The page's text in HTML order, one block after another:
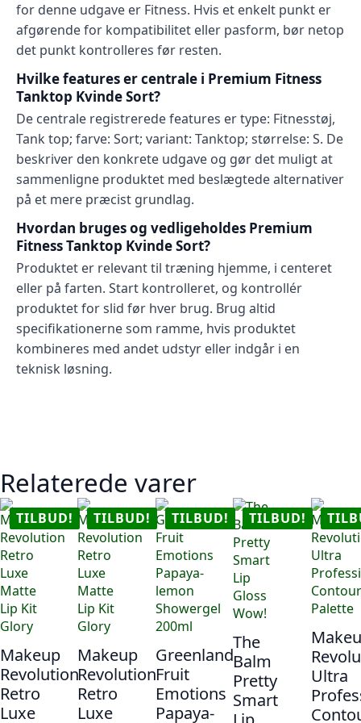
for denne udgave er Fitness. Hvis et enkelt punkt er
afgørende for kompatibilitet eller pasform, bør netop
det punkt kontrolleres før resten.
Hvilke features er centrale i Premium Fitness
Tanktop Kvinde Sort?
De centrale registrerede features er type: Fitnesstøj,
Tank top; farve: Sort; variant: Tanktop; størrelse: S. De
beskriver den konkrete udgave og gør det muligt at
sammenligne produktet med beslægtede alternativer
på et mere præcist grundlag.
Hvordan bruges og vedligeholdes Premium
Fitness Tanktop Kvinde Sort?
Produktet er relevant til træning hjemme, i centeret
eller på farten. Start kontrolleret, og kontrollér
produktet for slid før hver brug. Brug altid
specifikationerne som ramme, hvis produktet
kombineres med andet udstyr eller indgår i en
teknisk løsning.
Relaterede varer
TILBUD!
Makeup
Revolution
Retro
Luxe
TILBUD!
Makeup
Revolution
Retro
Luxe
TILBUD!
Greenland
Fruit
Emotions
Papaya-
TILBUD!
The
Balm
Pretty
Smart
Ultra